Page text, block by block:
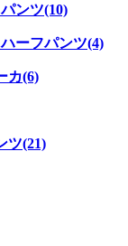
ンツ(10)
ーフパンツ(4)
カ(6)
ツ(21)